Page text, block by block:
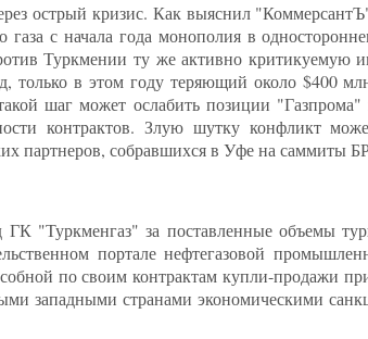
острый кризис. Как выяснил
с начала года монополия в
Туркмении ту же активно критикуемую
только в этом году теряющий около $400
шаг может ослабить позиции "Газпрома"
контрактов. Злую шутку конфликт
партнеров, собравшихся в Уфе на
"Туркменгаз" за поставленные объемы
портале нефтегазовой
по своим контрактам купли-продажи
западными странами экономическими